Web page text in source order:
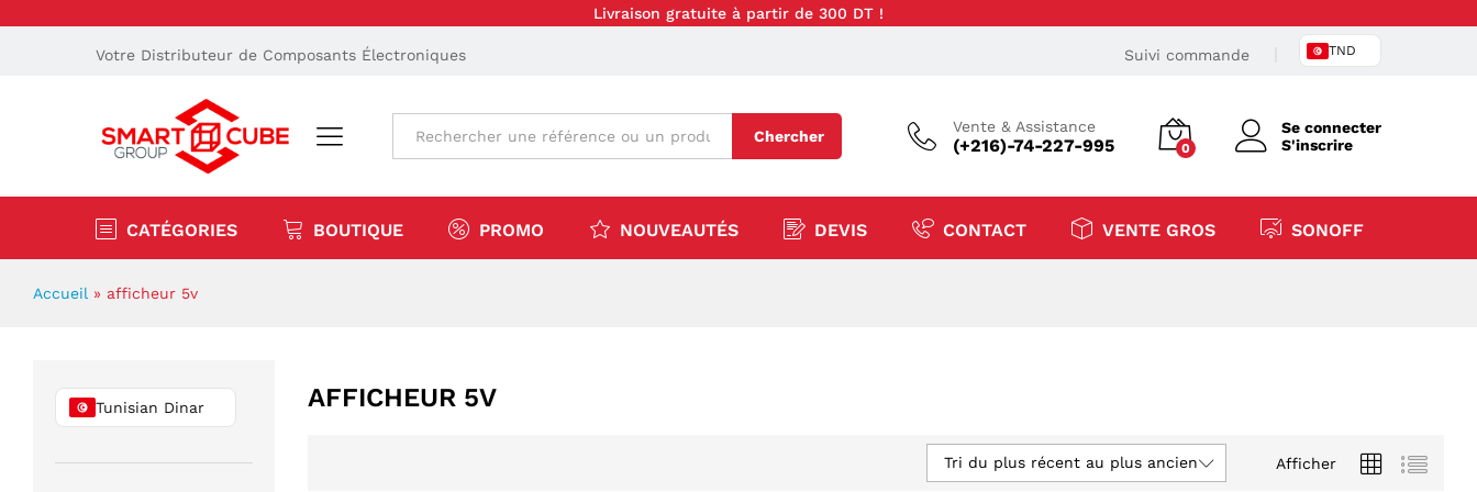
Livraison gratuite à partir de 300 DT !
Votre Distributeur de Composants Électroniques Suivi commande TND
Tout Chercher
Vente & Assistance
(+216)-74-227-995 0
Se connecter
S'inscrire
CATÉGORIES BOUTIQUE PROMO NOUVEAUTÉS DEVIS CONTACT VENTE GROS SONOFF
Accueil » afficheur 5v
AFFICHEUR 5V
Afficher
Tri du plus récent au plus ancien
Tunisian Dinar